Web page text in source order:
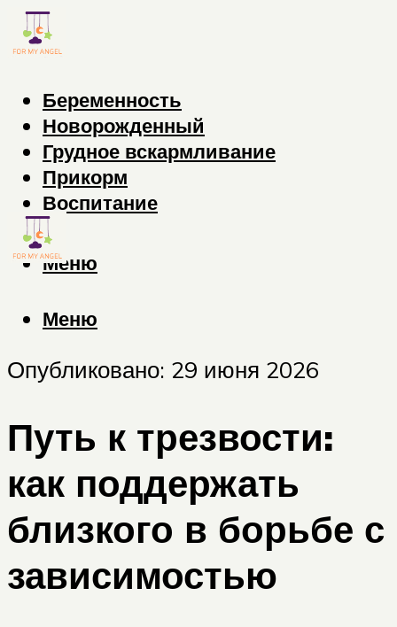
Беременность
Новорожденный
Грудное вскармливание
Прикорм
Воспитание
Меню
Меню
Опубликовано: 29 июня 2026
Путь к трезвости:
как поддержать
близкого в борьбе с
зависимостью